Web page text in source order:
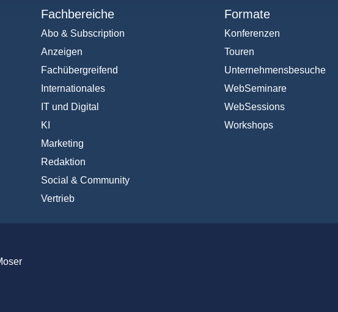
Fachbereiche
Abo & Subscription
Anzeigen
Fachübergreifend
Internationales
IT und Digital
KI
Marketing
Redaktion
Social & Community
Vertrieb
Formate
Konferenzen
Touren
Unternehmensbesuche
WebSeminare
WebSessions
Workshops